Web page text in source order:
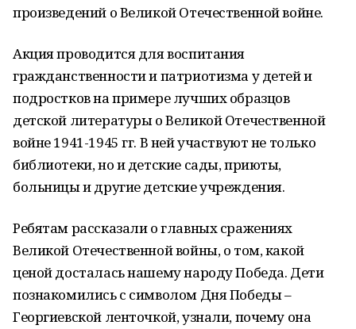
произведений о Великой Отечественной войне.
Акция проводится для воспитания
гражданственности и патриотизма у детей и
подростков на примере лучших образцов
детской литературы о Великой Отечественной
войне 1941-1945 гг. В ней участвуют не только
библиотеки, но и детские сады, приюты,
больницы и другие детские учреждения.
Ребятам рассказали о главных сражениях
Великой Отечественной войны, о том, какой
ценой досталась нашему народу Победа. Дети
познакомились с символом Дня Победы –
Георгиевской ленточкой, узнали, почему она